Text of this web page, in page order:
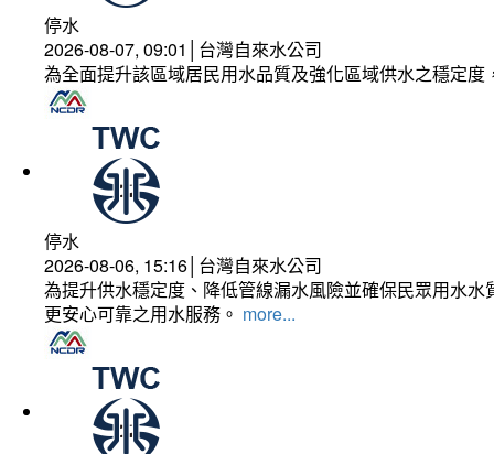
停水
2026-08-07, 09:01│台灣自來水公司
為全面提升該區域居民用水品質及強化區域供水之穩定
停水
2026-08-06, 15:16│台灣自來水公司
為提升供水穩定度、降低管線漏水風險並確保民眾用水
更安心可靠之用水服務。 more...